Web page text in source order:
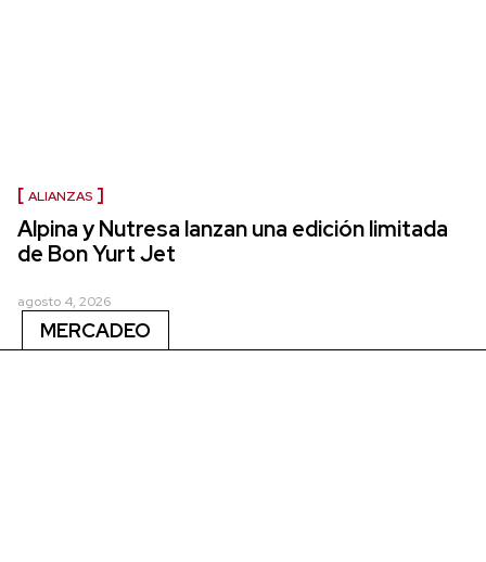
ALIANZAS
Alpina y Nutresa lanzan una edición limitada
de Bon Yurt Jet
agosto 4, 2026
MERCADEO